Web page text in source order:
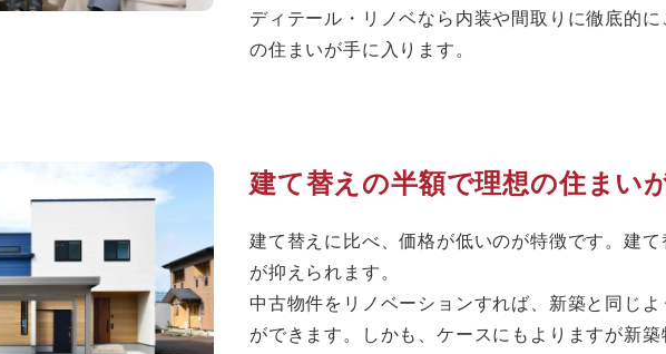
ディテール・リノベなら内装や間取りに徹底的
の住まいが手に入ります。
建て替えの半額で理想の住まい
建て替えに比べ、価格が低いのが特徴です。建
が抑えられます。
中古物件をリノベーションすれば、新築と同じ
ができます。しかも、ケースにもよりますが新